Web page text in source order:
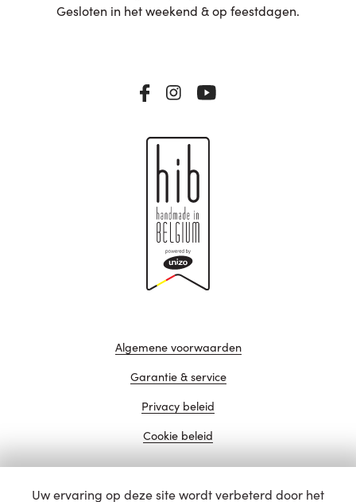
Gesloten in het weekend & op feestdagen.
Algemene voorwaarden
Garantie & service
Privacy beleid
Cookie beleid
website door
Uw ervaring op deze site wordt verbeterd door het